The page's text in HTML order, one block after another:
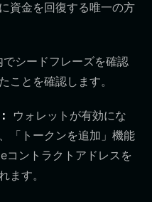
資金を回復する唯一の方
でシードフレーズを確認
ことを確認します。
ウォレットが有効にな
「トークンを追加」機能
コントラクトアドレスを
ます。